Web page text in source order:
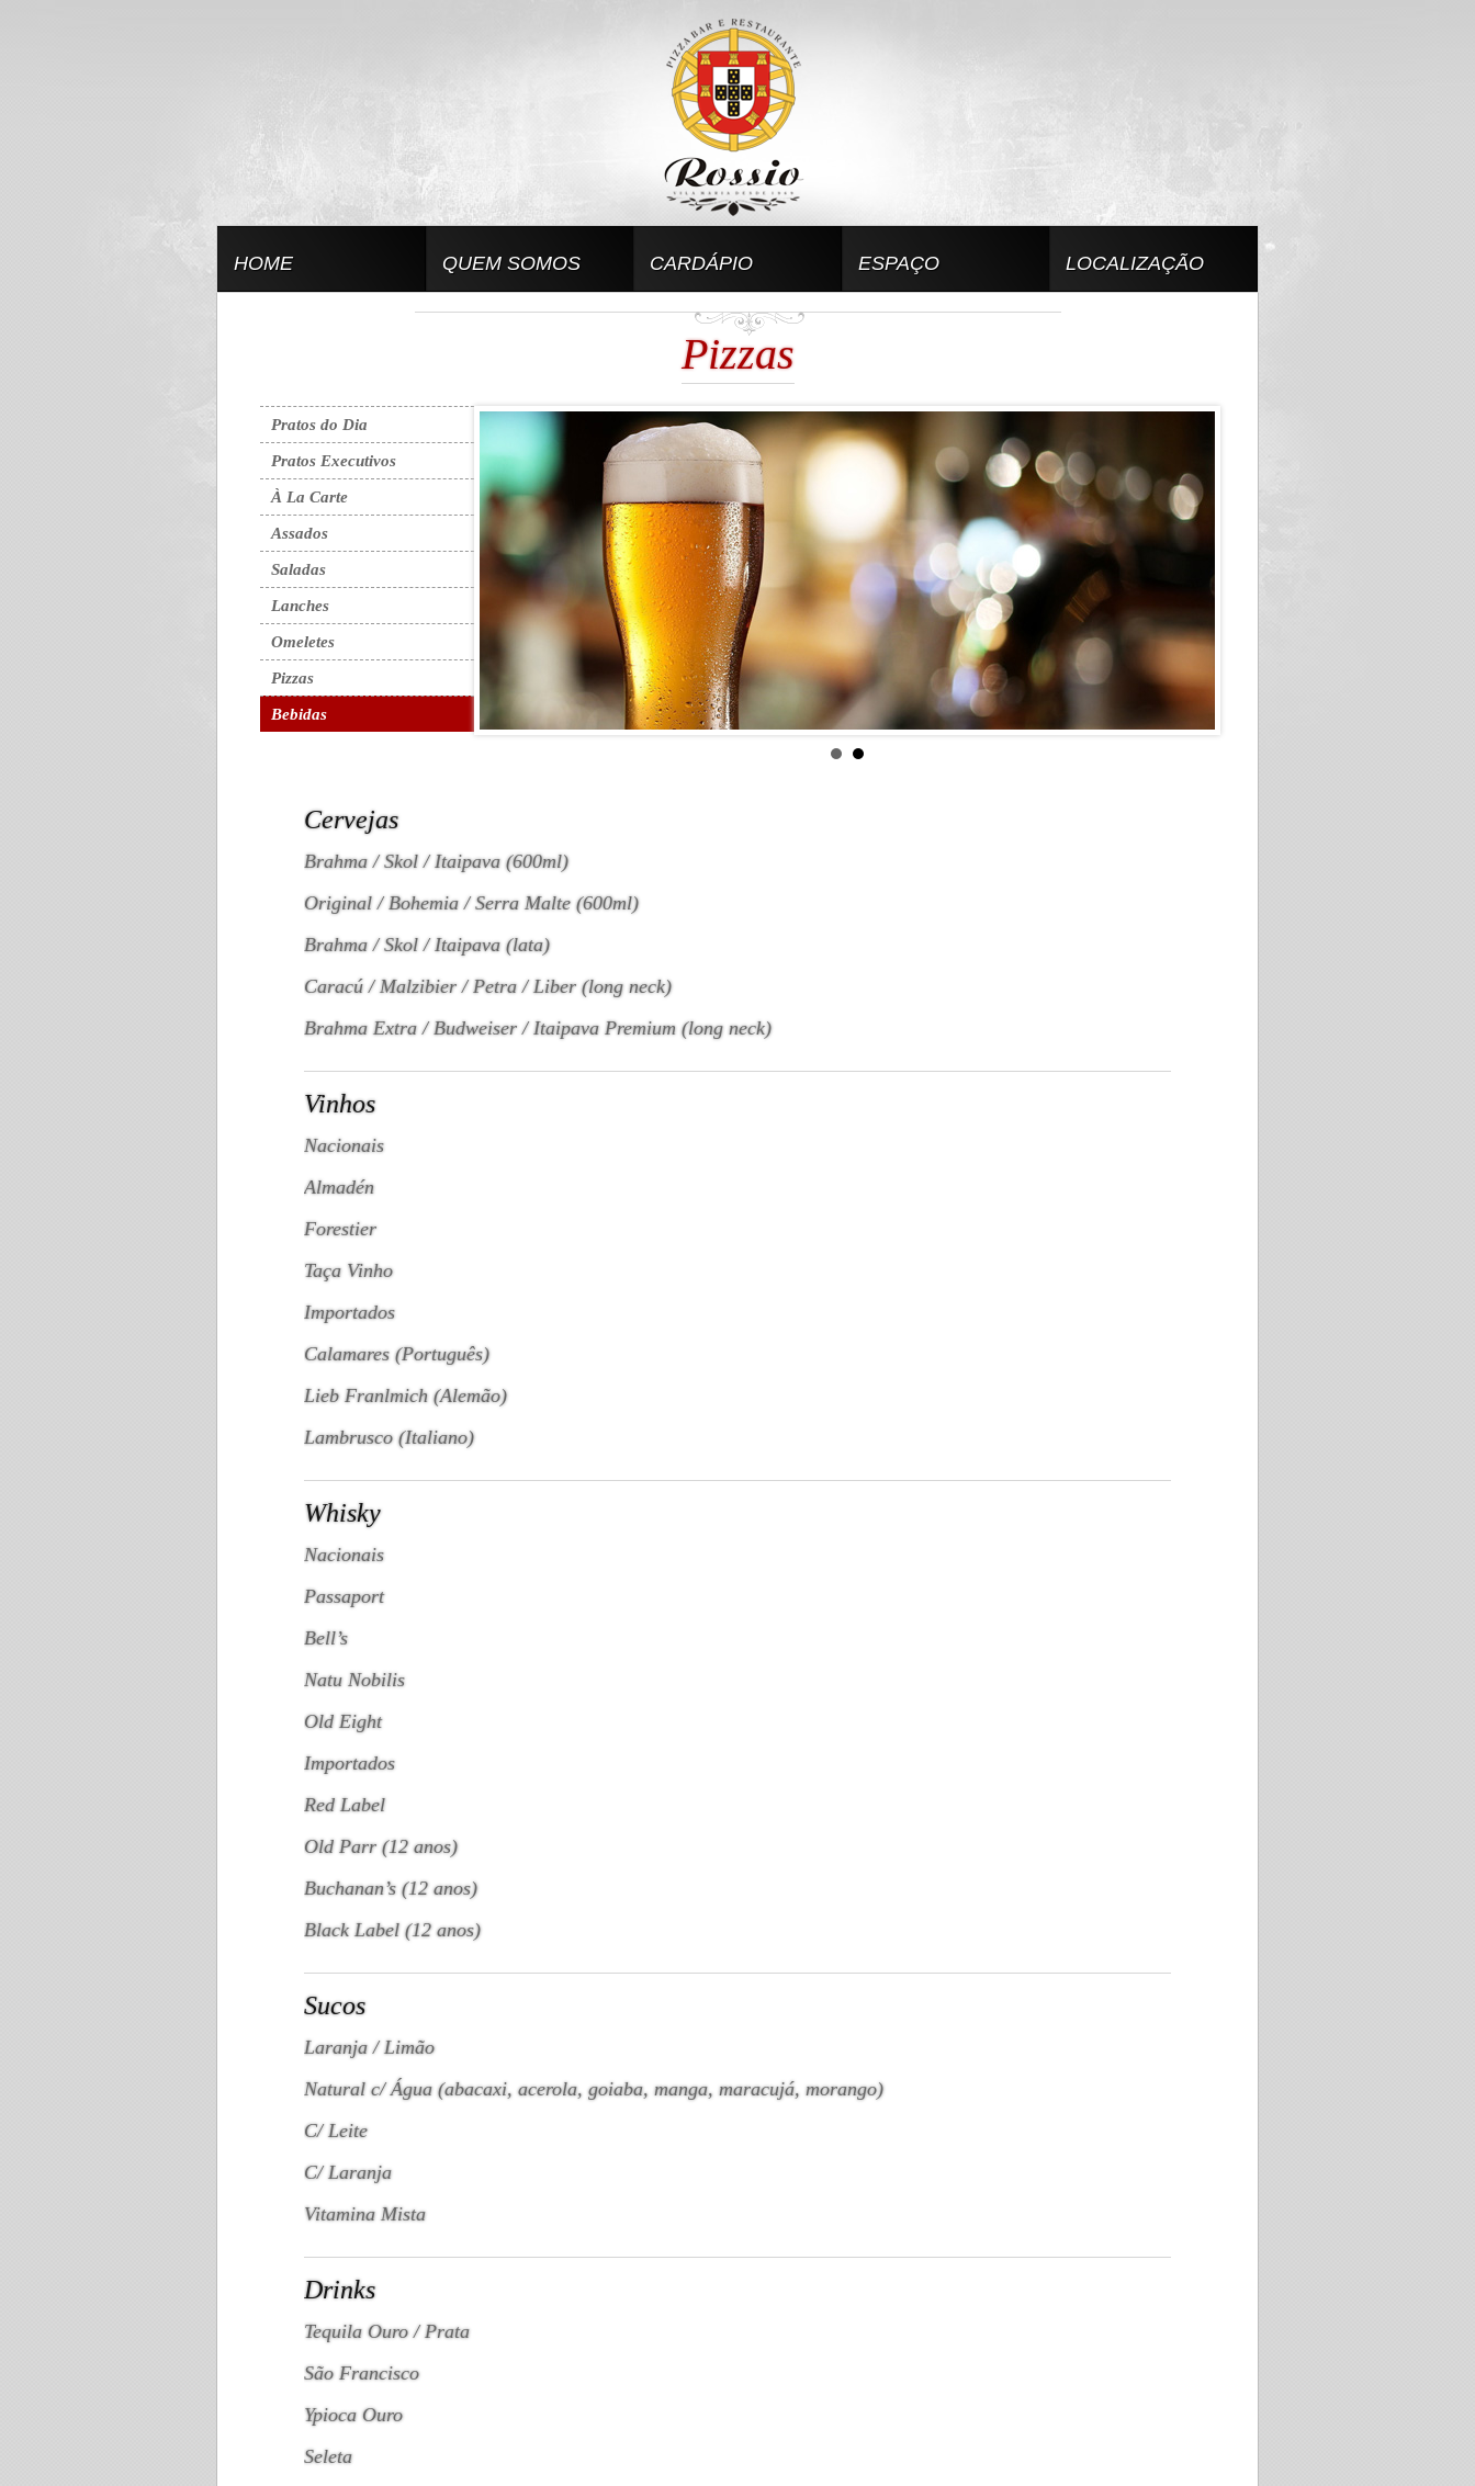
HOME QUEM SOMOS CARDÁPIO ESPAÇO LOCALIZAÇÃO
Pizzas
Pratos do Dia
Pratos Executivos
À La Carte
Assados
Saladas
Lanches
Omeletes
Pizzas
Bebidas
Cervejas
Brahma / Skol / Itaipava (600ml)
Original / Bohemia / Serra Malte (600ml)
Brahma / Skol / Itaipava (lata)
Caracú / Malzibier / Petra / Liber (long neck)
Brahma Extra / Budweiser / Itaipava Premium (long neck)
Vinhos
Nacionais
Almadén
Forestier
Taça Vinho
Importados
Calamares (Português)
Lieb Franlmich (Alemão)
Lambrusco (Italiano)
Whisky
Nacionais
Passaport
Bell’s
Natu Nobilis
Old Eight
Importados
Red Label
Old Parr (12 anos)
Buchanan’s (12 anos)
Black Label (12 anos)
Sucos
Laranja / Limão
Natural c/ Água (abacaxi, acerola, goiaba, manga, maracujá, morango)
C/ Leite
C/ Laranja
Vitamina Mista
Drinks
Tequila Ouro / Prata
São Francisco
Ypioca Ouro
Seleta